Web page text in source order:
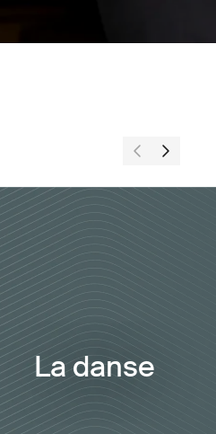
La danse